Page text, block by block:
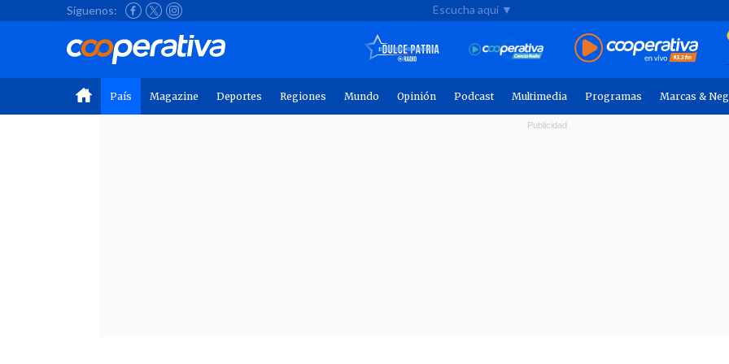
Síguenos: Escucha aquí ▼
País Magazine Deportes Regiones Mundo Opinión Podcast Multimedia Programas Marcas &